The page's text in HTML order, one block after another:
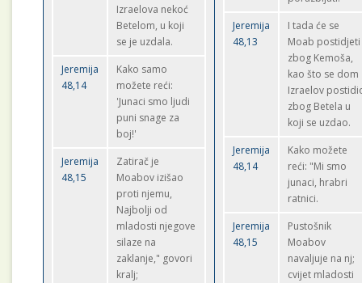
Izraelova nekoć
Betelom, u koji
se je uzdala.
Jeremija
48,14
Kako samo
možete reći:
'Junaci smo ljudi
puni snage za
boj!'
Jeremija
48,15
Zatirač je
Moabov izišao
proti njemu,
Najbolji od
mladosti njegove
silaze na
zaklanje," govori
kralj;
Jeremija
48,13
I tada će se
Moab postidjeti
zbog Kemoša,
kao što se dom
Izraelov
zbog Betela u
koji se uzdao.
Jeremija
48,14
Kako možete
reći: "Mi smo
junaci, hrabri
ratnici.
Jeremija
48,15
Pustošnik
Moabov
navaljuje na nj;
cvijet mladosti